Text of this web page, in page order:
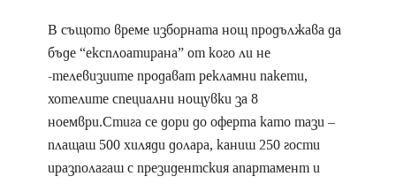
В същото време изборната нощ продължава да
бъде “експлоатирана” от кого ли не
-телевизиите продават рекламни пакети,
хотелите специални нощувки за 8
ноември.Стига се дори до оферта като тази –
плащаш 500 хиляди долара, каниш 250 гости
иразполагаш с президентския апартамент и